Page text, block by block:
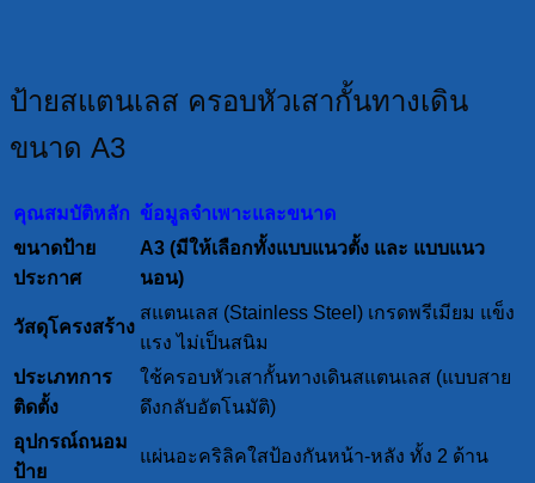
ป้ายสแตนเลส ครอบหัวเสากั้นทางเดิน
ขนาด A3
คุณสมบัติหลัก ข้อมูลจำเพาะและขนาด
ขนาดป้าย
ประกาศ
A3 (มีให้เลือกทั้งแบบแนวตั้ง และ แบบแนว
นอน)
วัสดุโครงสร้าง
สแตนเลส (Stainless Steel) เกรดพรีเมียม แข็ง
แรง ไม่เป็นสนิม
ประเภทการ
ติดตั้ง
ใช้ครอบหัวเสากั้นทางเดินสแตนเลส (แบบสาย
ดึงกลับอัตโนมัติ)
อุปกรณ์ถนอม
ป้าย
แผ่นอะคริลิคใสป้องกันหน้า-หลัง ทั้ง 2 ด้าน